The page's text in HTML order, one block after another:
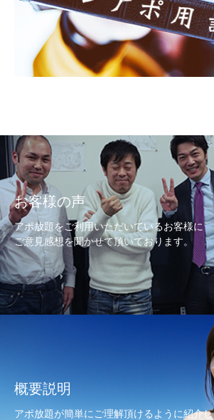
お客様の声
アポ放題をご利用いただいているお客様に
ご意見感想を聞かせて頂いております。
概要説明
アポ放題が簡単にご理解頂けるように紹介